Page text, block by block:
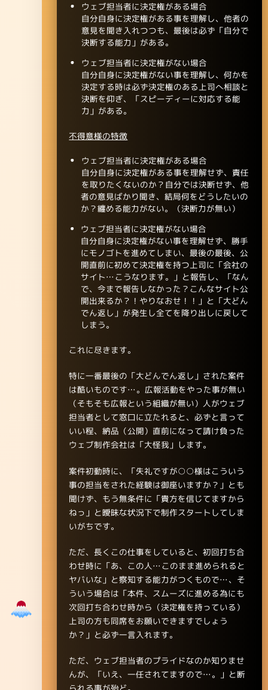
ウェブ担当者に決定権がある場合
自分自身に決定権がある事を理解し、他者の
意見を聞き入れつつも、最後は必ず「自分で
決断する能力」がある。
ウェブ担当者に決定権がない場合
自分自身に決定権がない事を理解し、何かを
決定する時は必ず決定権のある上司へ相談と
決断を仰ぎ、「スピーディーに対応する能
力」がある。
不得意様の特徴
ウェブ担当者に決定権がある場合
自分自身に決定権がある事を理解せず、責任
を取りたくないのか？自分では決断せず、他
者の意見ばかり聞き、結局何をどうしたいの
か？纏める能力がない。（決断力が無い）
ウェブ担当者に決定権がない場合
自分自身に決定権がない事を理解せず、勝手
にモノゴトを進めてしまい、最後の最後、公
開直前に初めて決定権を持つ上司に「会社の
サイト…こうなります。」と報告し、「なん
で、今まで報告しなかった？こんなサイト公
開出来るか？！やりなおせ！！」と「大どん
でん返し」が発生し全てを降り出しに戻して
しまう。
これに尽きます。
特に一番最後の「大どんでん返し」された案件
は酷いものです…。広報活動をやった事が無い
（そもそも広報という組織が無い）人がウェブ
担当者として窓口に立たれると、必ずと言って
いい程、納品（公開）直前になって請け負った
ウェブ制作会社は「大怪我」します。
案件初動時に、「失礼ですが○○様はこういう
事の担当をされた経験は御座いますか？」とも
聞けず、もう無条件に「貴方を信じてますから
ねっ」と曖昧な状況下で制作スタートしてしま
いがちです。
ただ、長くこの仕事をしていると、初回打ち合
わせ時に「あ、この人…このまま進められると
ヤバいな」と察知する能力がつくもので…、そ
ういう場合は「本件、スムーズに進める為にも
次回打ち合わせ時から（決定権を持っている）
上司の方も同席をお願いできますでしょう
か？」と必ず一言入れます。
ただ、ウェブ担当者のプライドなのか知りませ
んが、「いえ、一任されてますので…。」と断